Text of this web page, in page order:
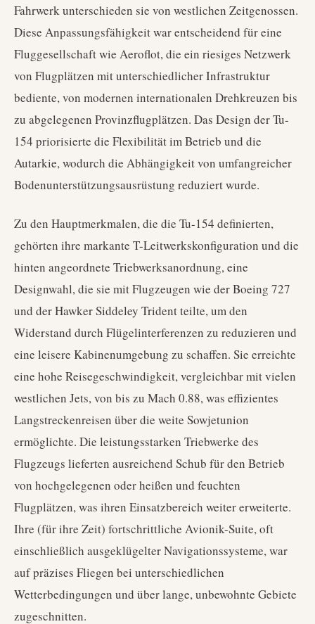
Fahrwerk unterschieden sie von westlichen Zeitgenossen.
Diese Anpassungsfähigkeit war entscheidend für eine
Fluggesellschaft wie Aeroflot, die ein riesiges Netzwerk
von Flugplätzen mit unterschiedlicher Infrastruktur
bediente, von modernen internationalen Drehkreuzen bis
zu abgelegenen Provinzflugplätzen. Das Design der Tu-
154 priorisierte die Flexibilität im Betrieb und die
Autarkie, wodurch die Abhängigkeit von umfangreicher
Bodenunterstützungsausrüstung reduziert wurde.
Zu den Hauptmerkmalen, die die Tu-154 definierten,
gehörten ihre markante T-Leitwerkskonfiguration und die
hinten angeordnete Triebwerksanordnung, eine
Designwahl, die sie mit Flugzeugen wie der Boeing 727
und der Hawker Siddeley Trident teilte, um den
Widerstand durch Flügelinterferenzen zu reduzieren und
eine leisere Kabinenumgebung zu schaffen. Sie erreichte
eine hohe Reisegeschwindigkeit, vergleichbar mit vielen
westlichen Jets, von bis zu Mach 0.88, was effizientes
Langstreckenreisen über die weite Sowjetunion
ermöglichte. Die leistungsstarken Triebwerke des
Flugzeugs lieferten ausreichend Schub für den Betrieb
von hochgelegenen oder heißen und feuchten
Flugplätzen, was ihren Einsatzbereich weiter erweiterte.
Ihre (für ihre Zeit) fortschrittliche Avionik-Suite, oft
einschließlich ausgeklügelter Navigationssysteme, war
auf präzises Fliegen bei unterschiedlichen
Wetterbedingungen und über lange, unbewohnte Gebiete
zugeschnitten.